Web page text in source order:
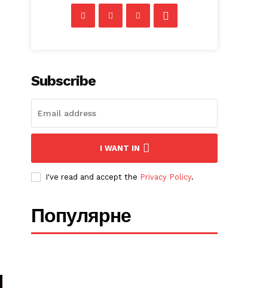
Subscribe
I WANT IN
I've read and accept the Privacy Policy.
Популярне